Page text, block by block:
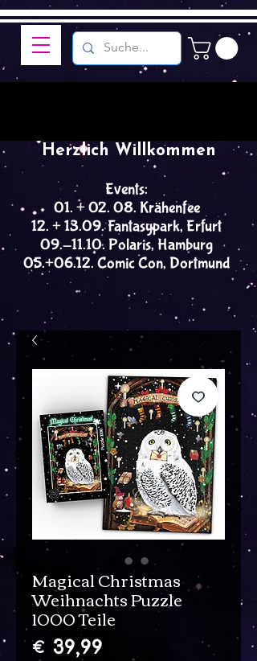
Events:
01. + 02. 08. Krähenfee
12. + 13.09. Fantasypark, Erfurt
09.-11.10. Polaris, Hamburg
05.+06.12. Comic Con, Dortmund
Herzlich Willkommen
Magical Christmas
Weihnachts Puzzle
1000 Teile
€ 39,99